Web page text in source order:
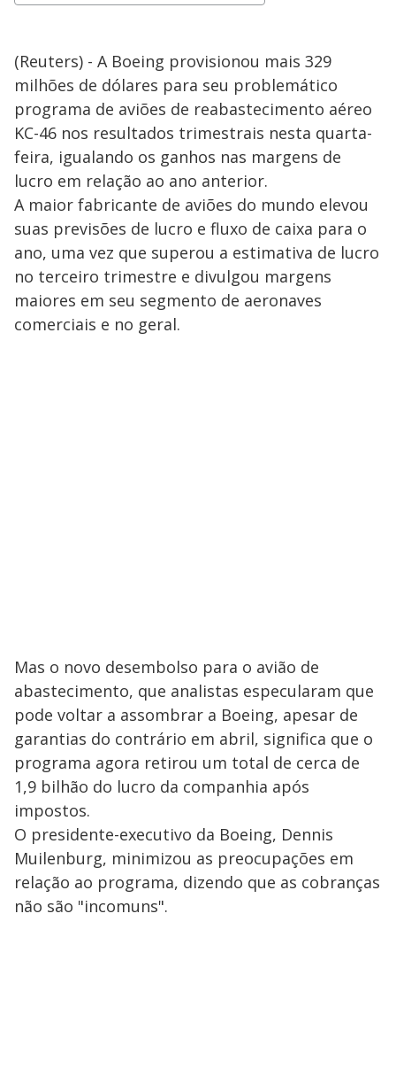
(Reuters) - A Boeing provisionou mais 329
milhões de dólares para seu problemático
programa de aviões de reabastecimento aéreo
KC-46 nos resultados trimestrais nesta quarta-
feira, igualando os ganhos nas margens de
lucro em relação ao ano anterior.
A maior fabricante de aviões do mundo elevou
suas previsões de lucro e fluxo de caixa para o
ano, uma vez que superou a estimativa de lucro
no terceiro trimestre e divulgou margens
maiores em seu segmento de aeronaves
comerciais e no geral.
Mas o novo desembolso para o avião de
abastecimento, que analistas especularam que
pode voltar a assombrar a Boeing, apesar de
garantias do contrário em abril, significa que o
programa agora retirou um total de cerca de
1,9 bilhão do lucro da companhia após
impostos.
O presidente-executivo da Boeing, Dennis
Muilenburg, minimizou as preocupações em
relação ao programa, dizendo que as cobranças
não são "incomuns".